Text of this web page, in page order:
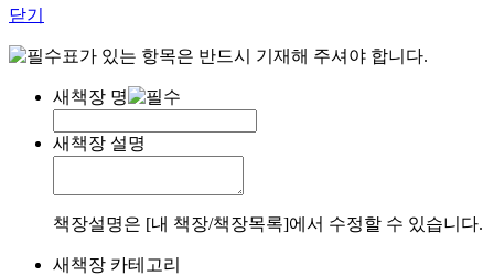
닫기
표가 있는 항목은 반드시 기재해 주셔야 합니다.
새책장 명
새책장 설명
책장설명은 [내 책장/책장목록]에서 수정할 수 있습니다.
새책장 카테고리